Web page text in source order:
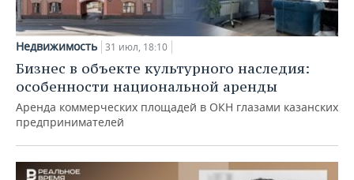
Недвижимость 31 июл, 18:10
Бизнес в объекте культурного наследия:
особенности национальной аренды
Аренда коммерческих площадей в ОКН глазами казанских
предпринимателей